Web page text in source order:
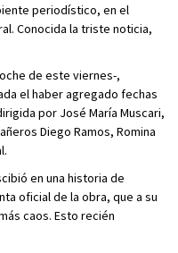
periodístico, en el
Conocida la triste noticia,
de este viernes-,
el haber agregado fechas
por José María Muscari,
Diego Ramos, Romina
en una historia de
oficial de la obra, que a su
caos. Esto recién